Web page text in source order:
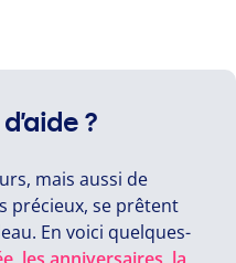
?
mais aussi de
précieux, se prêtent
En voici quelques-